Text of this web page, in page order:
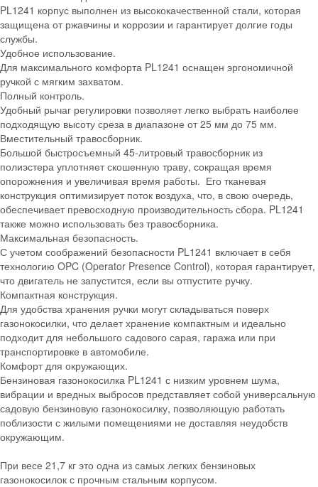
PL1241 корпус выполнен из высококачественной стали, которая
защищена от ржавчины и коррозии и гарантирует долгие годы
службы.
Удобное использование.
Для максимального комфорта PL1241 оснащен эргономичной
ручкой с мягким захватом.
Полный контроль.
Удобный рычаг регулировки позволяет легко выбрать наиболее
подходящую высоту среза в диапазоне от 25 мм до 75 мм.
Вместительный травосборник.
Большой быстросъемный 45-литровый травосборник из
полиэстера уплотняет скошенную траву, сокращая время
опорожнения и увеличивая время работы. Его тканевая
конструкция оптимизирует поток воздуха, что, в свою очередь,
обеспечивает превосходную производительность сбора. PL1241
также можно использовать без травосборника.
Максимальная безопасность.
С учетом соображений безопасности PL1241 включает в себя
технологию OPC (Operator Presence Control), которая гарантирует,
что двигатель не запустится, если вы отпустите ручку.
Компактная конструкция.
Для удобства хранения ручки могут складываться поверх
газонокосилки, что делает хранение компактным и идеально
подходит для небольшого садового сарая, гаража или при
транспортировке в автомобиле.
Комфорт для окружающих.
Бензиновая газонокосилка PL1241 с низким уровнем шума,
вибрации и вредных выбросов представляет собой универсальную
садовую бензиновую газонокосилку, позволяющую работать
поблизости с жилыми помещениями не доставляя неудобств
окружающим.
При весе 21,7 кг это одна из самых легких бензиновых
газонокосилок с прочным стальным корпусом.